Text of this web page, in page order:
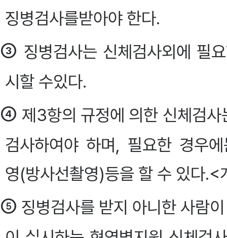
징병검사를받아야 한다.
③ 징병검사는 신체검사외에 필
시할 수있다.
④ 제3항의 규정에 의한 신체검
검사하여야 하며, 필요한 경우에
영(방사선촬영)등을 할 수 있다
⑤ 징병검사를 받지 아니한 사람